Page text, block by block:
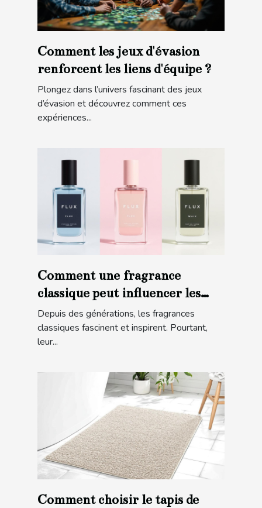
Comment les jeux d'évasion
renforcent les liens d'équipe ?
Plongez dans l’univers fascinant des jeux
d’évasion et découvrez comment ces
expériences...
Comment une fragrance
classique peut influencer les
tendances modernes ?
Depuis des générations, les fragrances
classiques fascinent et inspirent. Pourtant,
leur...
Comment choisir le tapis de